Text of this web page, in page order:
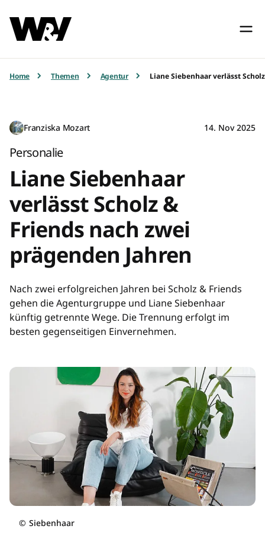
Home Themen Agentur Liane Siebenhaar verlässt
Franziska Mozart 14. Nov 2025
Personalie
Liane Siebenhaar
verlässt Scholz &
Friends nach zwei
prägenden Jahren
Nach zwei erfolgreichen Jahren bei Scholz & Friends
gehen die Agenturgruppe und Liane Siebenhaar
künftig getrennte Wege. Die Trennung erfolgt im
besten gegenseitigen Einvernehmen.
© Siebenhaar